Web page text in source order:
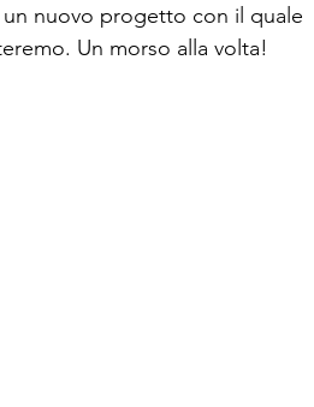
nuovo progetto con il quale
Un morso alla volta!